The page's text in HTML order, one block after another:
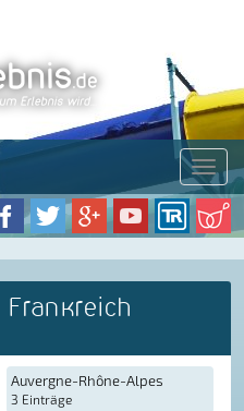
Menü
Auvergne-Rhône-Alpes
3 Einträge